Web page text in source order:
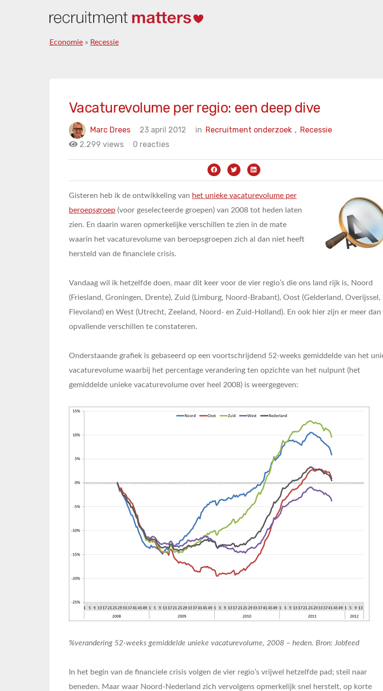
Economie » Recessie
Vacaturevolume per regio: een deep dive
Marc Drees 23 april 2012 in Recessie
Recruitment onderzoek ,
2.299 views
0 reacties
Gisteren heb ik de ontwikkeling van het unieke vacaturevolume per
beroepsgroep (voor geselecteerde groepen) van 2008 tot heden laten
zien. En daarin waren opmerkelijke verschillen te zien in de mate
waarin het vacaturevolume van beroepsgroepen zich al dan niet heeft
hersteld van de financiele crisis.
Vandaag wil ik hetzelfde doen, maar dit keer voor de vier regio’s die ons land rijk is, Noord
(Friesland, Groningen, Drente), Zuid (Limburg, Noord-Brabant), Oost (Gelderland, Overijssel,
Flevoland) en West (Utrecht, Zeeland, Noord- en Zuid-Holland). En ook hier zijn er meer dan
opvallende verschillen te constateren.
Onderstaande grafiek is gebaseerd op een voortschrijdend 52-weeks gemiddelde van het
vacaturevolume waarbij het percentage verandering ten opzichte van het nulpunt (het
gemiddelde unieke vacaturevolume over heel 2008) is weergegeven:
%verandering 52-weeks gemiddelde unieke vacaturevolume, 2008 – heden. Bron: Jobfeed
In het begin van de financiele crisis volgen de vier regio’s vrijwel hetzelfde pad; steil naar
beneden. Maar waar Noord-Nederland zich vervolgens opmerkelijk snel herstelt, op korte